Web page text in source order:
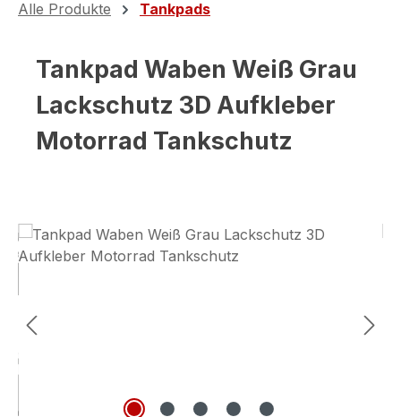
Alle Produkte Tankpads
Tankpad Waben Weiß Grau
Lackschutz 3D Aufkleber
Motorrad Tankschutz
Bildergalerie überspringen